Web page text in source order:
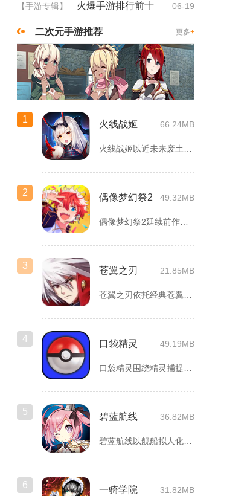
【手游专辑】 火爆手游排行前十 06-19
二次元手游推荐 更多+
1 火线战姬 66.24MB
2 偶像梦幻祭2 49.32MB
3 苍翼之刃 21.85MB
4 口袋精灵 49.19MB
5 碧蓝航线 36.82MB
6 一骑学院 31.82MB